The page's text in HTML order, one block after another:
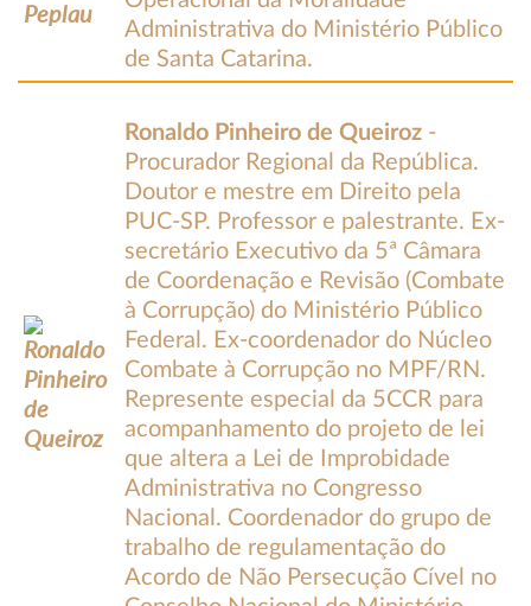
Administrativa do Ministério Público
de Santa Catarina.
Ronaldo Pinheiro de Queiroz -
Procurador Regional da República.
Doutor e mestre em Direito pela
PUC-SP. Professor e palestrante. Ex-
secretário Executivo da 5ª Câmara
de Coordenação e Revisão (Combate
à Corrupção) do Ministério Público
Federal. Ex-coordenador do Núcleo
Combate à Corrupção no MPF/RN.
Represente especial da 5CCR para
acompanhamento do projeto de lei
que altera a Lei de Improbidade
Administrativa no Congresso
Nacional. Coordenador do grupo de
trabalho de regulamentação do
Acordo de Não Persecução Cível no